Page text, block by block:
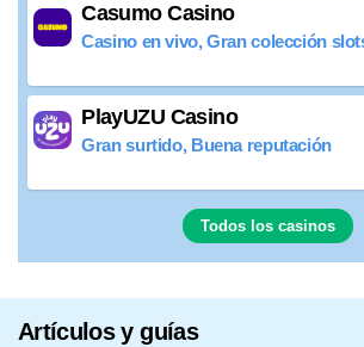
Casumo Casino
Casino en vivo, Gran colección
PlayUZU Casino
Gran surtido, Buena reputación
Todos los casinos
Artículos y guías